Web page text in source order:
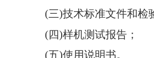
(三)技术标准文件和检
(四)样机测试报告；
(五)使用说明书。